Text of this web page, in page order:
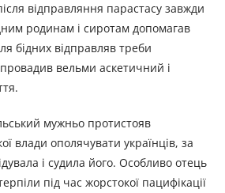
відправляння парастасу завжди
родинам і сиротам допомагав
бідних відправляв треби
вельми аскетичний і
мужньо протистояв
влади ополячувати українців, за
і судила його. Особливо отець
під час жорстокої пацифікації